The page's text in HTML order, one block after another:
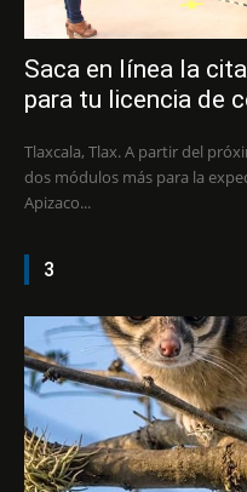
Saca en línea la
para tu licencia de
Tlaxcala, Tlax. A partir del
dos módulos más para la
Apizaco...
3